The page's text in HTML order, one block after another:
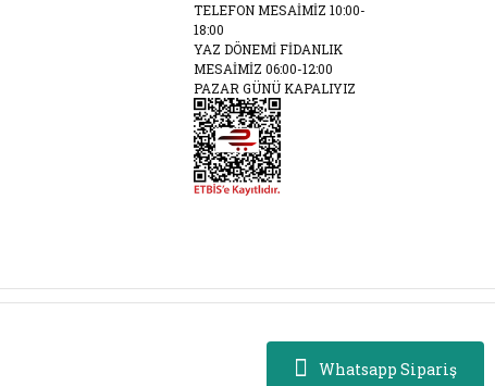
Whatsapp Sipariş
TELEFON MESAİMİZ 10:00-
18:00
YAZ DÖNEMİ FİDANLIK
MESAİMİZ 06:00-12:00
PAZAR GÜNÜ KAPALIYIZ